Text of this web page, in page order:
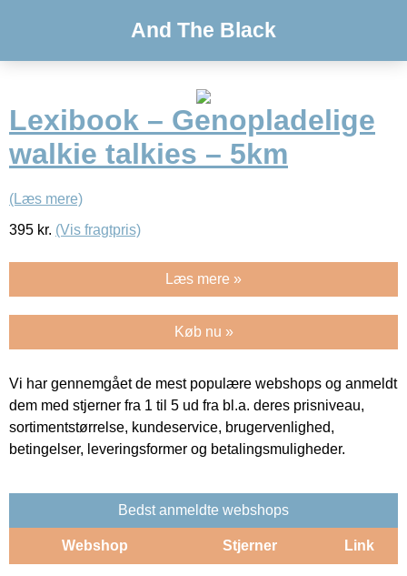
And The Black
Lexibook – Genopladelige
walkie talkies – 5km
(Læs mere)
395 kr. (Vis fragtpris)
Læs mere »
Køb nu »
Vi har gennemgået de mest populære webshops og anmeldt
dem med stjerner fra 1 til 5 ud fra bl.a. deres prisniveau,
sortimentstørrelse, kundeservice, brugervenlighed,
betingelser, leveringsformer og betalingsmuligheder.
Bedst anmeldte webshops
Webshop Stjerner Link